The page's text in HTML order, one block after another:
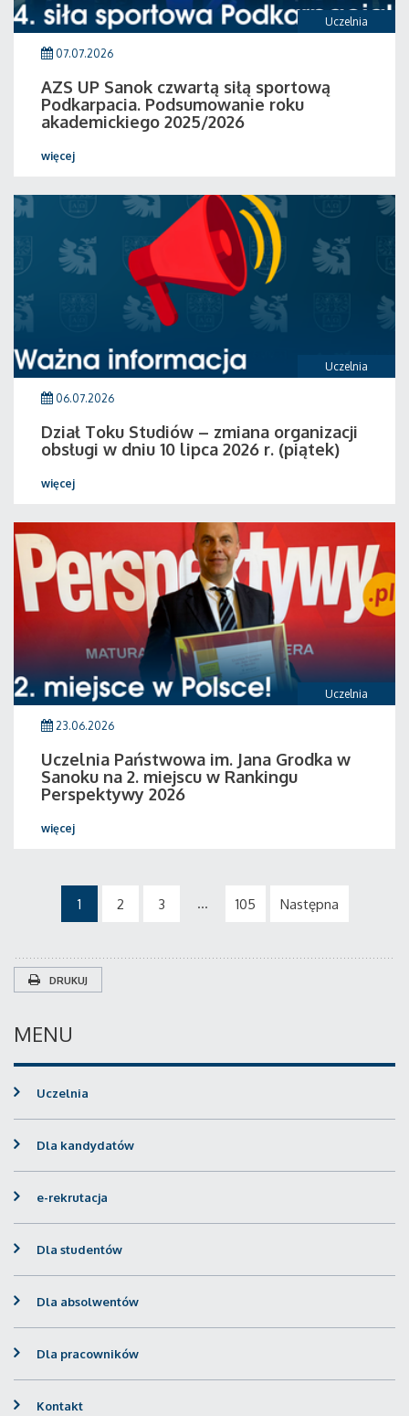
Uczelnia
07.07.2026
AZS UP Sanok czwartą siłą sportową
Podkarpacia. Podsumowanie roku
akademickiego 2025/2026
więcej
Uczelnia
06.07.2026
Dział Toku Studiów – zmiana organizacji
obsługi w dniu 10 lipca 2026 r. (piątek)
więcej
Uczelnia
23.06.2026
Uczelnia Państwowa im. Jana Grodka w
Sanoku na 2. miejscu w Rankingu
Perspektywy 2026
więcej
1 2 3 ... 105 Następna
DRUKUJ
MENU
Uczelnia
Dla kandydatów
e-rekrutacja
Dla studentów
Dla absolwentów
Dla pracowników
Kontakt